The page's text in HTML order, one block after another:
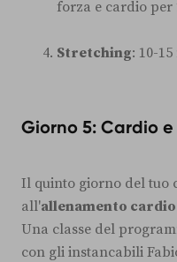
forza e cardio per
Stretching: 10-
Giorno 5: Cardio
Il quinto giorno del tuo
all'allenamento
Una classe del
con gli instancabili